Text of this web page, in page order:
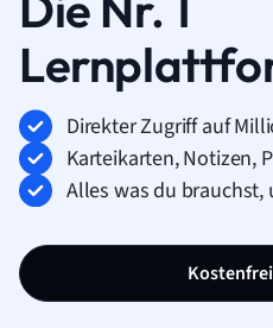
Direkter Zugriff auf
Karteikarten, Notizen,
Alles was du